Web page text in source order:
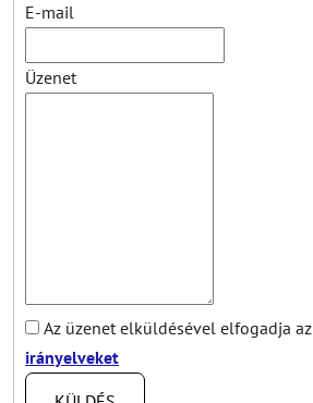
E-mail
Üzenet
Az üzenet elküldésével elfogadja az
irányelveket